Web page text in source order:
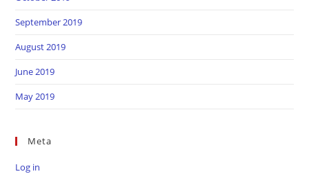
September 2019
August 2019
June 2019
May 2019
Meta
Log in